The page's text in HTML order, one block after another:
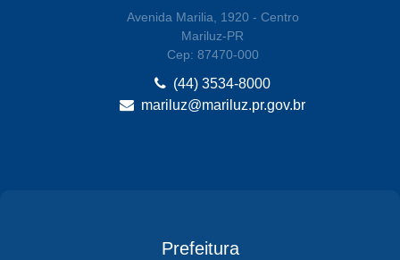
Avenida Marilia, 1920 - Centro
Mariluz-PR
Cep: 87470-000
(44) 3534-8000
mariluz@mariluz.pr.gov.br
Prefeitura